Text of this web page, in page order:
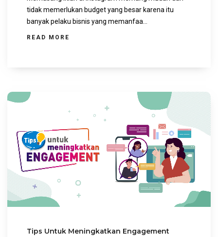
tidak memerlukan budget yang besar karena itu
banyak pelaku bisnis yang memanfaa...
READ MORE
Tips Untuk Meningkatkan Engagement